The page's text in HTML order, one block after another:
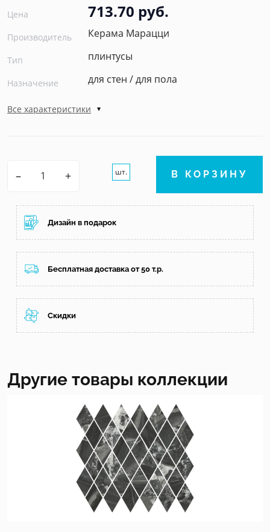
Цена 713.70 руб.
Производитель Керама Марацци
Тип плинтусы
Назначение для стен / для пола
Все характеристики
– + шт. В КОРЗИНУ
Дизайн в подарок
Бесплатная доставка от 50 т.р.
Скидки
Другие товары коллекции